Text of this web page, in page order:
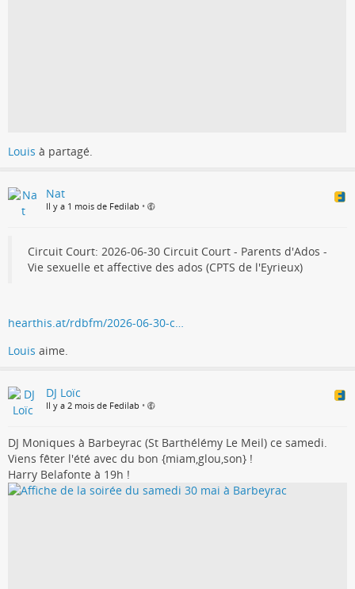
Louis à partagé.
Nat
Il y a 1 mois de Fedilab •
Circuit Court: 2026-06-30 Circuit Court - Parents d'Ados -
Vie sexuelle et affective des ados (CPTS de l'Eyrieux)
hearthis.at/rdbfm/2026-06-30-c…
Louis aime.
DJ Loïc
Il y a 2 mois de Fedilab •
DJ Moniques à Barbeyrac (St Barthélémy Le Meil) ce samedi.
Viens fêter l'été avec du bon {miam,glou,son} !
Harry Belafonte à 19h !